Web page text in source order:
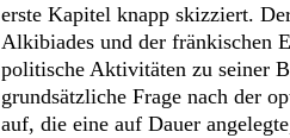
erste Kapitel knapp skizziert.
Alkibiades und der fränkischen
politische Aktivitäten zu seiner
grundsätzliche Frage nach der
auf, die eine auf Dauer